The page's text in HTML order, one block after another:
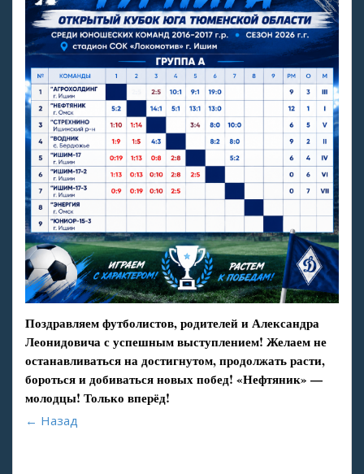
Поздравляем футболистов, родителей и Александра
Леонидовича с успешным выступлением! Желаем не
останавливаться на достигнутом, продолжать расти,
бороться и добиваться новых побед! «Нефтяник» —
молодцы! Только вперёд!
← Назад